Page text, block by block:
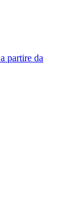
a partire da